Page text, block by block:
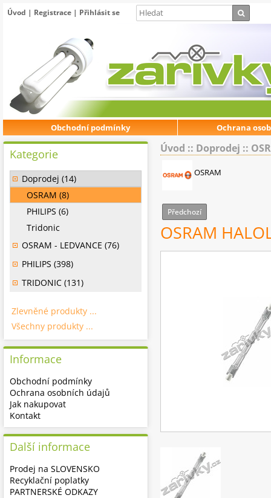
Úvod | Registrace | Přihlásit se
Obchodní podmínky Ochrana
Úvod :: Doprodej ::
OSRAM
Předchozí
OSRAM
Kategorie
Doprodej (14)
OSRAM (8)
PHILIPS (6)
Tridonic
OSRAM - LEDVANCE (76)
PHILIPS (398)
TRIDONIC (131)
Zlevněné produkty ...
Všechny produkty ...
Informace
Obchodní podmínky
Ochrana osobních údajů
Jak nakupovat
Kontakt
Další informace
Prodej na SLOVENSKO
Recyklační poplatky
PARTNERSKÉ ODKAZY